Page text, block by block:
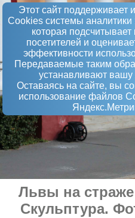
Этот сайт поддерживает
Сookies системы аналитики
которая подсчитывает
посетителей и
эффективности
Передаваемые таким
устанавливают вашу
Оставаясь на сайте, вы
использование файлов
Львы на
Скульптура.